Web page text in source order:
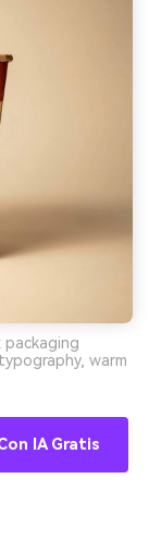
warm
IA Gratis